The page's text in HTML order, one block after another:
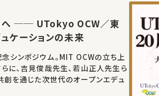
」へ ── UTokyo OCW／東
ケーションの未来
ンポジウム。MIT OCWの立ち上
に、吉見俊哉先生、若山正人先生ら
創を通じた次世代のオープンエデュ